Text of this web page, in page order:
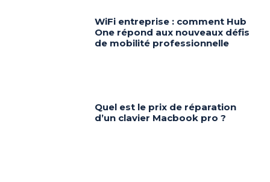
WiFi entreprise : comment Hub
One répond aux nouveaux défis
de mobilité professionnelle
Quel est le prix de réparation
d’un clavier Macbook pro ?